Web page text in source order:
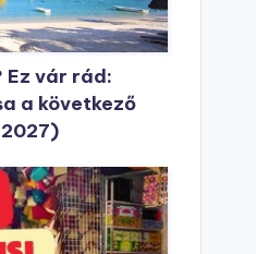
vár rád:
a következő